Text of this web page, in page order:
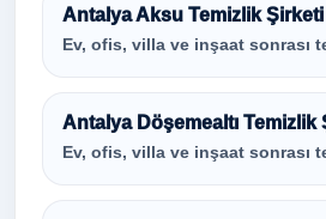
Antalya Aksu Temizlik Şirketi
Ev, ofis, villa ve inşaat sonrası
Antalya Döşemealtı Temizlik
Ev, ofis, villa ve inşaat sonrası